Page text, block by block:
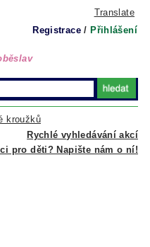
Translate
Registrace / Přihlášení
Rychlé vyhledávání akcí
kroužků
pro děti? Napište nám o ní!